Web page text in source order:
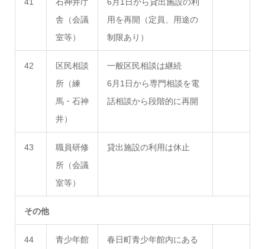
舎（会議
室等）
用を再開（定員、用途の
制限あり）
42
区民相談
所（練
馬・石神
井）
一般区民相談は継続
6月1日から専門相談を電
話相談から段階的に再開
43
職員研修
所（会議
室等）
貸出施設の利用は休止
その他
44 青少年館
春日町青少年館内にある